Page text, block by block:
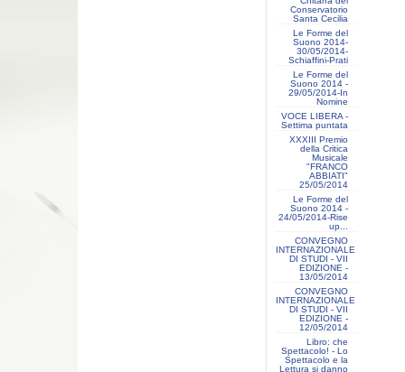
Conservatorio
Santa Cecilia
Le Forme del
Suono 2014-
30/05/2014-
Schiaffini-Prati
Le Forme del
Suono 2014 -
29/05/2014-In
Nomine
VOCE LIBERA -
Settima puntata
XXXIII Premio
della Critica
Musicale
"FRANCO
ABBIATI"
25/05/2014
Le Forme del
Suono 2014 -
24/05/2014-Rise
up...
CONVEGNO
INTERNAZIONALE
DI STUDI - VII
EDIZIONE -
13/05/2014
CONVEGNO
INTERNAZIONALE
DI STUDI - VII
EDIZIONE -
12/05/2014
Libro: che
Spettacolo! - Lo
Spettacolo e la
Lettura si danno